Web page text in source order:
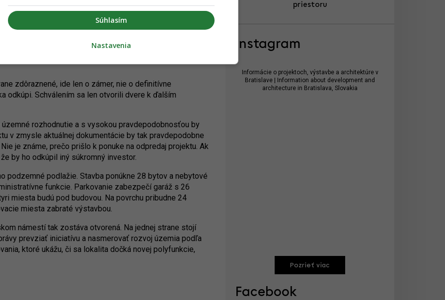
zdôraznené, ide len o zámer, nie o definitívne
odkúpi. Schválením sa len otvorili dvere k ďalším
rozhodnutie a s vysokou pravdepodobnosťou by
v zmysle aktuálnej dokumentácie by tak pravdepodobne
je známe, prečo prišlo k ponuke na odpredaj projektu. Ak
by ho odkúpil iný súkromný investor.
podzemné podlažie. Stavba ponúkne 28 bytov a nebytové
funkcie. Parkovanie zabezpečí garáž s 26
miesta budú pod budovou. Na povrchu pribudne 24
miesta zabraté výstavbou.
námestí tak zostáva otvorená. Na jednej strane stojí
prevziať iniciatívu a nasmerovať rozvoj územia podľa
ktoré ukážu, či sa lokalita dočká novej polyfunkcie,
priestoru
Instagram
Informácie o projektoch, výstavbe a architektúre v
Bratislave | Information about development and
architecture in Bratislava, Slovakia
Pozrieť viac
Facebook
Súhlasím
Nastavenia